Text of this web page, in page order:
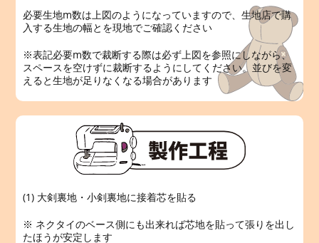
必要生地m数は上図のようになっていますので、生地店で購
入する生地の幅とを現地でご確認ください
※表記必要m数で裁断する際は必ず上図を参照にしながら、
スペースを空けずに裁断するようにしてください。並びを変
えると生地が足りなくなる場合があります
(1) 大剣裏地・小剣裏地に接着芯を貼る
※ ネクタイのベース側にも出来れば芯地を貼って張りを出し
たほうが安定します